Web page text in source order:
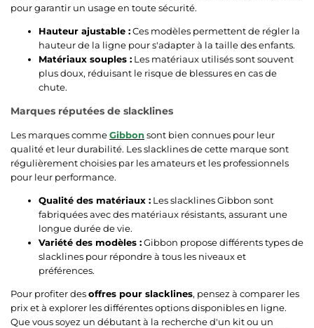
pour garantir un usage en toute sécurité.
Hauteur ajustable :Ces modèles permettent de régler la
hauteur de la ligne pour s'adapter à la taille des enfants.
Matériaux souples : Les matériaux utilisés sont souvent
plus doux, réduisant le risque de blessures en cas de
chute.
Marques réputées de slacklines
Les marques commeGibbon sont bien connues pour leur
qualité et leur durabilité. Les slacklines de cette marque sont
régulièrement choisies par les amateurs et les professionnels
pour leur performance.
Qualité des matériaux : Les slacklines Gibbon sont
fabriquées avec des matériaux résistants, assurant une
longue durée de vie.
Variété des modèles :Gibbon propose différents types de
slacklines pour répondre à tous les niveaux et
préférences.
Pour profiter desoffres pour slacklines, pensez à comparer les
prix et à explorer les différentes options disponibles en ligne.
Que vous soyez un débutant à la recherche d'un kit ou un